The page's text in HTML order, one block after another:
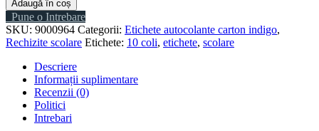
Adaugă în coș
Pune o Intrebare
SKU: 9000964 Categorii: Etichete autocolante carton indigo,
Rechizite scolare Etichete: 10 coli, etichete, scolare
Descriere
Informații suplimentare
Recenzii (0)
Politici
Intrebari